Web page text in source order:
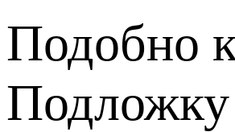
Подобно
Подложку